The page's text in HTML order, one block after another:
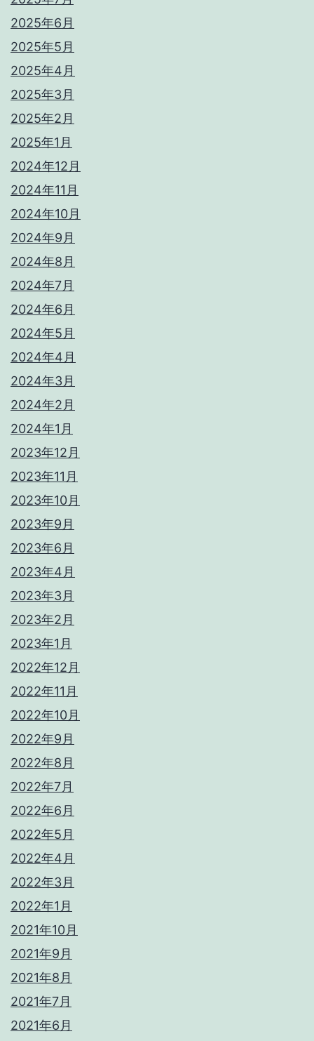
2025年6月
2025年5月
2025年4月
2025年3月
2025年2月
2025年1月
2024年12月
2024年11月
2024年10月
2024年9月
2024年8月
2024年7月
2024年6月
2024年5月
2024年4月
2024年3月
2024年2月
2024年1月
2023年12月
2023年11月
2023年10月
2023年9月
2023年6月
2023年4月
2023年3月
2023年2月
2023年1月
2022年12月
2022年11月
2022年10月
2022年9月
2022年8月
2022年7月
2022年6月
2022年5月
2022年4月
2022年3月
2022年1月
2021年10月
2021年9月
2021年8月
2021年7月
2021年6月